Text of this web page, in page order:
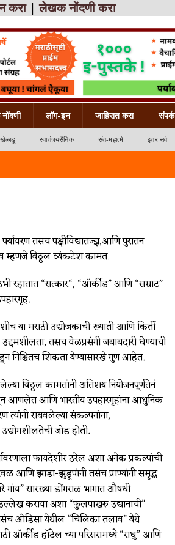
करा|लेखक नोंदणी करा
लॉग-इन जाहिरात करा संपर्क
खेळाडू स्वातंत्र्यसैनिक संत-महात्मे इतर सर्व
तसच पक्षीविद्यातज्ज्ञ,आणि पुरातन
म्हणजे विठ्ठल व्यंकटेश कामत.
रहातात “सत्कार“, “ऑर्कीड” आणि “सम्राट”
या मराठी उद्योजकाची ख्याती आणि किर्ती
तसच वेळप्रसंगी जबाबदारी घेण्याची
निश्चितच शिकता येण्यासारखे गुण आहेत.
विठ्ठल कामतांनी अतिशय नियोजनपूर्णतेनं
आणलेत आणि भारतीय उपहारगृहांना आधुनिक
त्यांनी राबवलेल्या संकल्पनांना,
जोड होती.
फायदेशीर ठरेल अशा अनेक प्रकल्पांची
आणि झाडा-झुडूपांनी तसंच प्राण्यांनी समृद्ध
गांव” सारख्या डोंगराळ भागात औषधी
करावा अशा “फुलपाखरु उद्यानाची”
ओडिसा येथील “चिलिका तलाव” येथे
ऑर्कीड हॉटेल च्या परिसरामध्ये “राघु” आणि